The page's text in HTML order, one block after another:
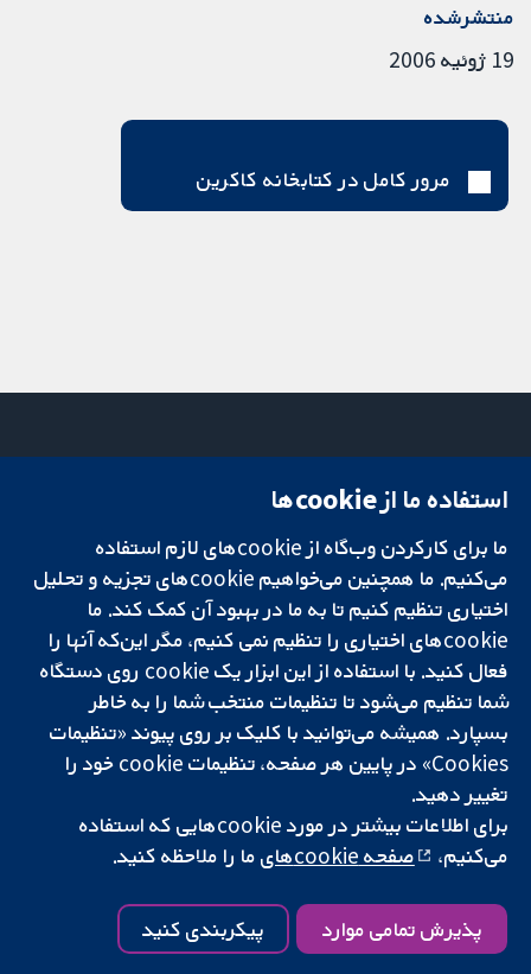
منتشرشده
19 ژوئیه 2006
مرور کامل در کتابخانه کاکرین
تحقیقات قابل
اعتماد.
تصمیم‌گیری آگاهانه.
سلامت بهتر.
میدان کاوندیش
لندن
W1G 0AN
بریتانیا
دفتر رسانه‌ای
درباره ما
فرصت‌های
شغلی
Cochrane
Library
شبکه همکاری کاکرین، یک مؤسسه خیریه (شماره 1045921) و یک شرکت با
و ولز است. شماره ثبت مالیات بر ارزش افزوده: GB 718 2127 49.
کپی‌رایت © ۲۰۲۵ همکاری کاکرین
شرایط و ضوابط وب‌سایت|سلب مسئولیت|حریم خصوصی
کوکی‌ها| تنظیمات کوکی
استفاده ما از cookie‌ها
ما برای کارکردن وب‌گاه از cookie‌های لازم استفاده
می‌کنیم. ما همچنین می‌خواهیم cookie‌های تجزیه و تحلیل
اختیاری تنظیم کنیم تا به ما در بهبود آن کمک کند. ما
cookie‌های اختیاری را تنظیم نمی کنیم، مگر این‌که آنها را
فعال کنید. با استفاده از این ابزار یک cookie‌ روی دستگاه
شما تنظیم می‌شود تا تنظیمات منتخب شما را به خاطر
بسپارد. همیشه می‌توانید با کلیک بر روی پیوند «تنظیمات
Cookies» در پایین هر صفحه، تنظیمات cookie‌ خود را
تغییر دهید.
برای اطلاعات بیشتر در مورد cookie‌هایی که استفاده
می‌کنیم،
صفحه cookie‌های ما را ملاحظه کنید.
پذیرش تمامی موارد پیکربندی کنید